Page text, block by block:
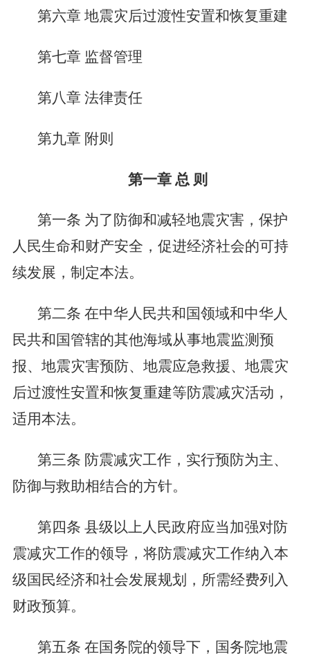
第六章 地震灾后过渡性安置和恢复重建
第七章 监督管理
第八章 法律责任
第九章 附则
第一章 总 则
第一条 为了防御和减轻地震灾害，保护
人民生命和财产安全，促进经济社会的可持
续发展，制定本法。
第二条 在中华人民共和国领域和中华人
民共和国管辖的其他海域从事地震监测预
报、地震灾害预防、地震应急救援、地震灾
后过渡性安置和恢复重建等防震减灾活动，
适用本法。
第三条 防震减灾工作，实行预防为主、
防御与救助相结合的方针。
第四条 县级以上人民政府应当加强对防
震减灾工作的领导，将防震减灾工作纳入本
级国民经济和社会发展规划，所需经费列入
财政预算。
第五条 在国务院的领导下，国务院地震